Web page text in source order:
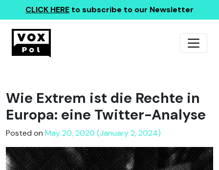
CLICK HERE to subscribe to our Newsletter
Wie Extrem ist die Rechte in
Europa: eine Twitter-Analyse
Posted on May 20, 2020 (January 2, 2024)